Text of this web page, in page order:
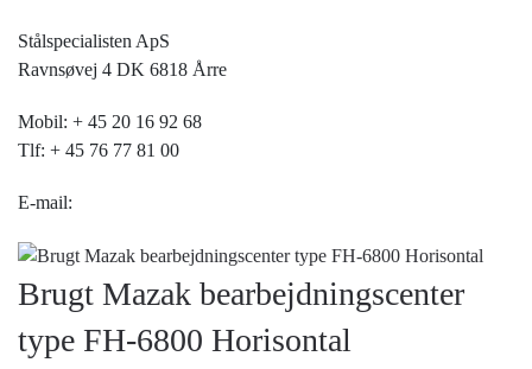
Stålspecialisten ApS
Ravnsøvej 4 DK 6818 Årre
Mobil: + 45 20 16 92 68
Tlf: + 45 76 77 81 00
E-mail:
Brugt Mazak bearbejdningscenter
type FH-6800 Horisontal